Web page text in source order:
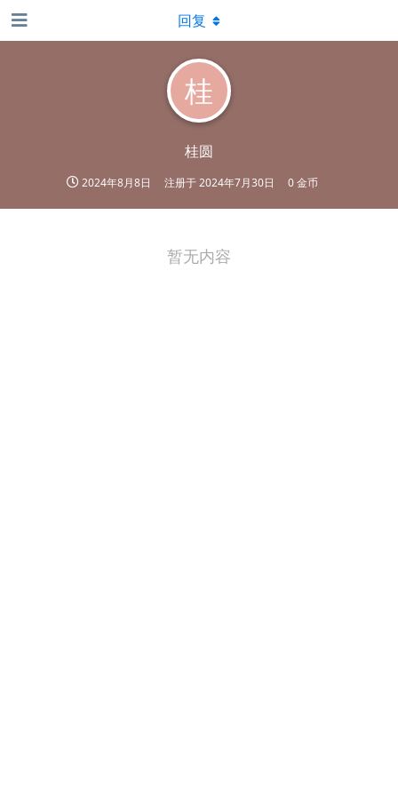
桂
桂圆
2024年8月8日 注册于2024年7月30日 0 金币
回复
暂无内容